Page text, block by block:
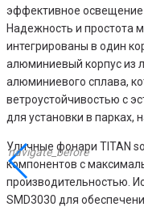
эффективное освещение
Надежность и простота
интегрированы в один
алюминиевый корпус из
алюминиевого сплава,
ветроустойчивостью с
для установки в парках,
Уличные фонари TITAN
компонентов с
производительностью.
SMD3030 для
navigate_before